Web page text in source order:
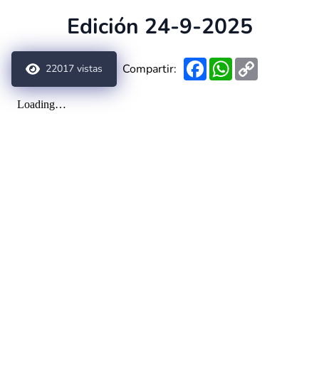
Edición 24-9-2025
22017 vistas Compartir: FacebookWhatsApp